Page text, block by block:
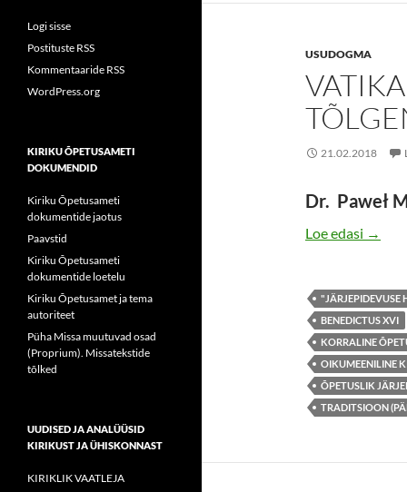
USUDOGMA
21.02.2018
Dr. Paweł
Loe edasi →
"JÄRJEPIDEVUSE
BENEDICTUS XVI
KORRALINE
OIKUMEENILINE
ÕPETUSLIK
TRADITSIOON
Logi sisse
Postituste RSS
Kommentaaride RSS
WordPress.org
KIRIKU ÕPETUSAMETI
DOKUMENDID
Kiriku Õpetusameti
dokumentide jaotus
Paavstid
Kiriku Õpetusameti
dokumentide loetelu
Kiriku Õpetusamet ja tema
autoriteet
Püha Missa muutuvad osad
(Proprium). Missatekstide
tõlked
UUDISED JA ANALÜÜSID
KIRIKUST JA ÜHISKONNAST
KIRIKLIK VAATLEJA